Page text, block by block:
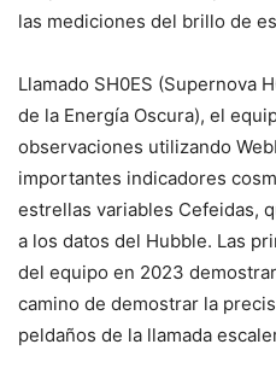
las mediciones del brillo de
Llamado SH0ES (Supernova
de la Energía Oscura), el
observaciones utilizando
importantes indicadores
estrellas variables Cefeidas,
a los datos del Hubble. Las
del equipo en 2023
camino de demostrar la
peldaños de la llamada